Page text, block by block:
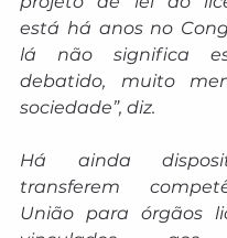
está há anos no
lá não significa
debatido, muito
sociedade”, diz.
Há ainda
transferem
União para órgãos